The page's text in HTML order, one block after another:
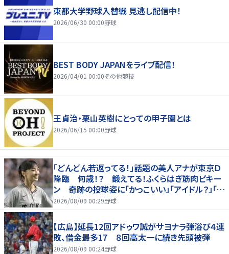
東都大学野球入替戦 見逃し配信中！
2026/06/30 00:00野球
BEST BODY JAPANをライブ配信！
2026/04/01 00:00その他競技
王貞治・栗山英樹にとっての甲子園とは
2026/06/15 00:00野球
「どんどん若返ってる！」話題の美人アナが東京Ｄ
降臨 何歳！？ 鍛えてる！ふくらはぎ筋肉ピキー
ン 奇跡の投球姿に「かっこいい」「アイドル？」「女
神」
2026/08/09 00:29野球
【広島】延長12回アドゥワ誠がサヨナラ弾浴び４連
敗、借金最多17 ８回高太一に続き先頭被弾
2026/08/09 00:24野球